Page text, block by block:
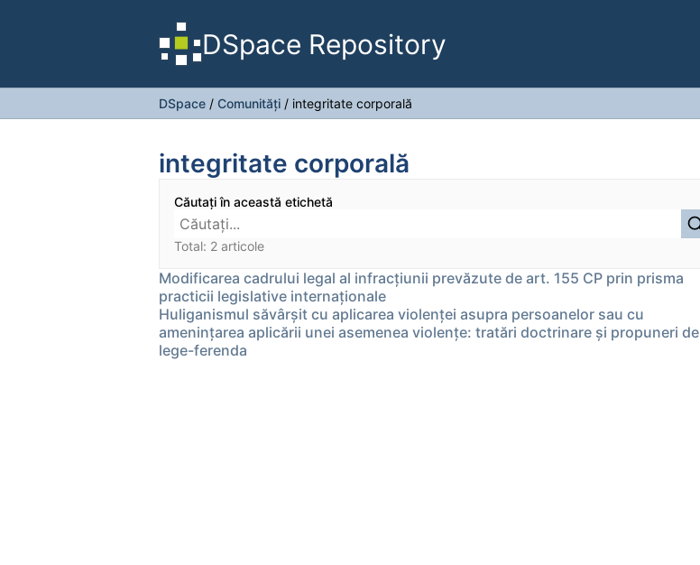
DSpace Repository
DSpace / Comunități / integritate corporală
integritate corporală
Căutați în această etichetă
Total: 2 articole
Modificarea cadrului legal al infracţiunii prevăzute de art. 155 CP prin prisma
practicii legislative internaţionale
Huliganismul săvârşit cu aplicarea violenţei asupra persoanelor sau cu
ameninţarea aplicării unei asemenea violenţe: tratări doctrinare şi propuneri de
lege-ferenda